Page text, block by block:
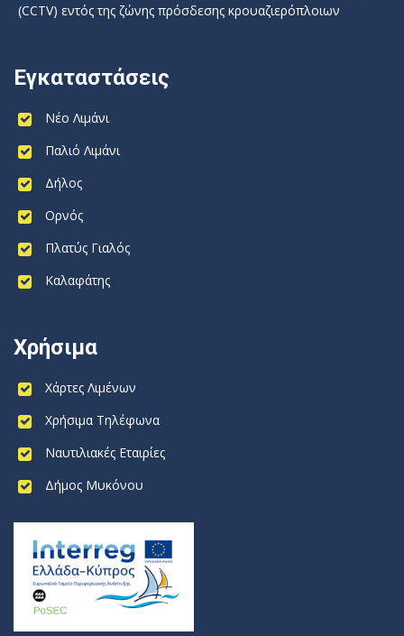
(CCTV) εντός της ζώνης πρόσδεσης κρουαζιερόπλοιων
Εγκαταστάσεις
Νέο Λιμάνι
Παλιό Λιμάνι
Δήλος
Ορνός
Πλατύς Γιαλός
Καλαφάτης
Χρήσιμα
Χάρτες Λιμένων
Χρήσιμα Τηλέφωνα
Ναυτιλιακές Εταιρίες
Δήμος Μυκόνου